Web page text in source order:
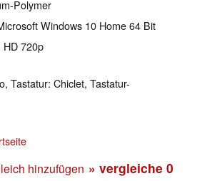
Polymer
Windows 10 Home 64 Bit
720p
Tastatur: Chiclet, Tastatur-
hinzufügen » vergleiche 0